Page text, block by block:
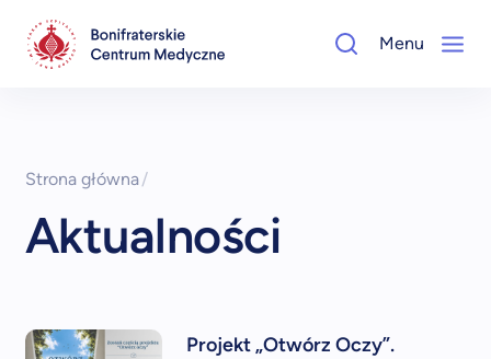
Menu
Strona główna/
Aktualności
Projekt „Otwórz Oczy”.